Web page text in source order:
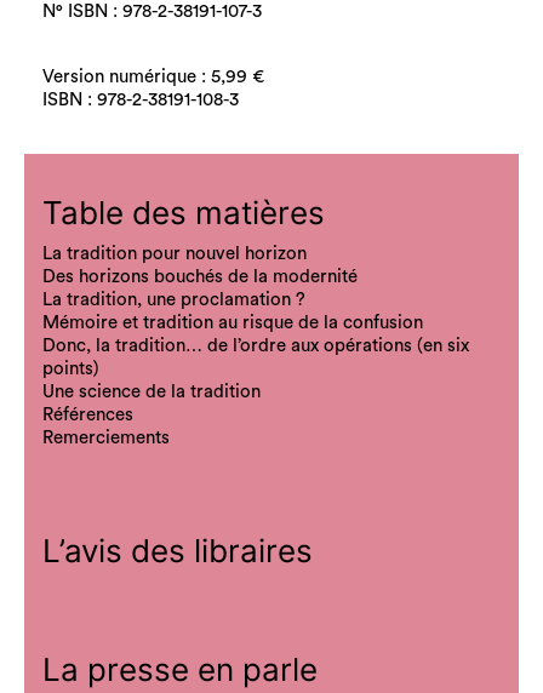
N° ISBN : 978-2-38191-107-3
Version numérique : 5,99 €
ISBN : 978-2-38191-108-3
Table des matières
La tradition pour nouvel horizon
Des horizons bouchés de la modernité
La tradition, une proclamation ?
Mémoire et tradition au risque de la confusion
Donc, la tradition… de l’ordre aux opérations (en six
points)
Une science de la tradition
Références
Remerciements
L’avis des libraires
La presse en parle